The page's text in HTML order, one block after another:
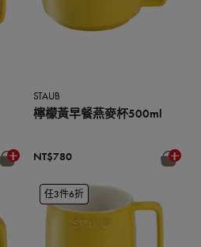
STAUB
檸檬黃早餐燕麥杯500ml
NT$780
任3件6折